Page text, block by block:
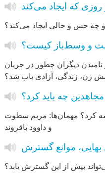
که ایجاد می‌کند
چه حس و حالی ایجاد می‌کند؟
و وسط‌باز کیست؟
دیگران چطور در جریان
زن، زندگی، آزادی باب شد؟
چه باید کرد؟
کرد؟ مهمان‌ها: مریم سطوت
و داوود باقروند
بهایی، موانع گسترش
بیش از این گسترش یابد؟